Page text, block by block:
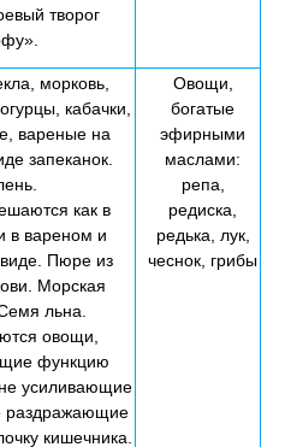
творог
морковь,
кабачки,
вареные на
запеканок.
как в
в вареном и
Пюре из
Морская
льна.
овощи,
функцию
усиливающие
раздражающие
кишечника.
Овощи,
богатые
эфирными
маслами:
репа,
редиска,
редька, лук,
чеснок, грибы